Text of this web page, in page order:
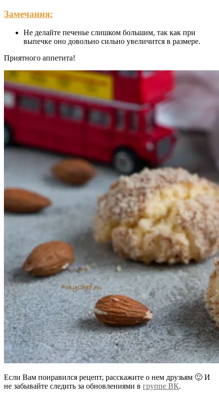
Замечания:
Не делайте печенье слишком большим, так как при
выпечке оно довольно сильно увеличится в размере.
Приятного аппетита!
Если Вам понравился рецепт, расскажите о нем друзьям 🙂 И
не забывайте следить за обновлениями в группе ВК.